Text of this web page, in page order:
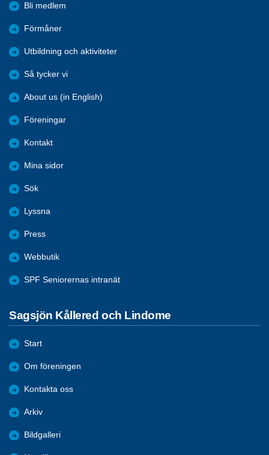
Bli medlem
Förmåner
Utbildning och aktiviteter
Så tycker vi
About us (in English)
Föreningar
Kontakt
Mina sidor
Sök
Lyssna
Press
Webbutik
SPF Seniorernas intranät
Sagsjön Kållered och Lindome
Start
Om föreningen
Kontakta oss
Arkiv
Bildgalleri